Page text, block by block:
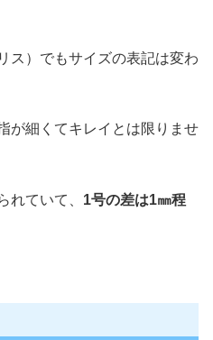
ス）でもサイズの表記は変わ
が細くてキレイとは限りませ
れていて、 1号の差は1㎜程